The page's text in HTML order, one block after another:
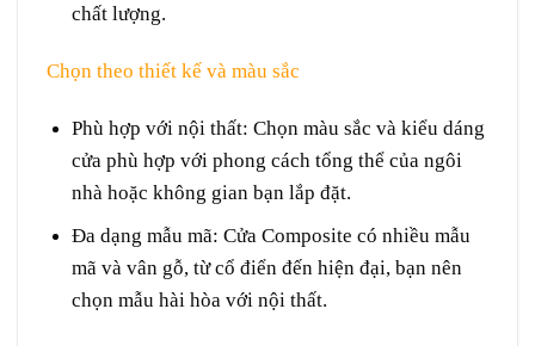
chất lượng.
Chọn theo thiết kế và màu sắc
Phù hợp với nội thất: Chọn màu sắc và kiểu dáng
cửa phù hợp với phong cách tổng thể của ngôi
nhà hoặc không gian bạn lắp đặt.
Đa dạng mẫu mã: Cửa Composite có nhiều mẫu
mã và vân gỗ, từ cổ điển đến hiện đại, bạn nên
chọn mẫu hài hòa với nội thất.